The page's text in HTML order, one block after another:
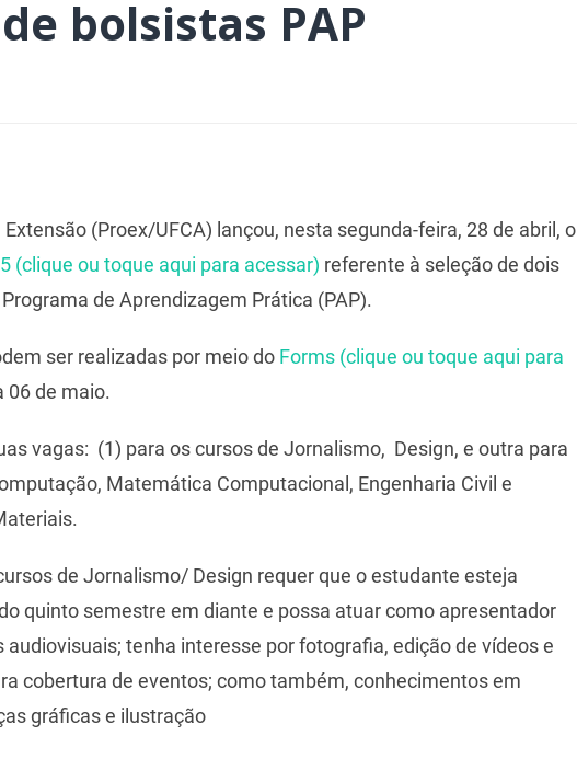
bolsistas PAP
(Proex/UFCA) lançou, nesta segunda-feira, 28 de abril, o
(clique ou toque aqui para acessar) referente à seleção de dois
de Aprendizagem Prática (PAP).
ser realizadas por meio do Forms (clique ou toque aqui para
06 de maio.
vagas: (1) para os cursos de Jornalismo, Design, e outra para
Matemática Computacional, Engenharia Civil e
de Jornalismo/ Design requer que o estudante esteja
quinto semestre em diante e possa atuar como apresentador
audiovisuais; tenha interesse por fotografia, edição de vídeos e
cobertura de eventos; como também, conhecimentos em
gráficas e ilustração